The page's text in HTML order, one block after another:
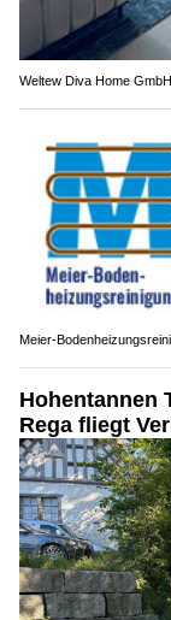
Weltew Diva Home
Meier-
Hohentannen
Rega fliegt